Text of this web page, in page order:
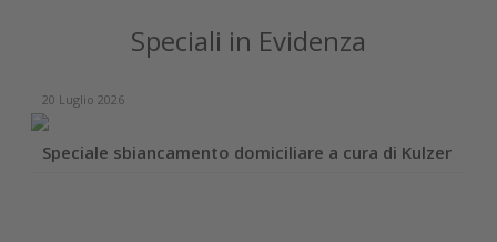
Speciali in Evidenza
20 Luglio 2026
Speciale sbiancamento domiciliare a cura di Kulzer